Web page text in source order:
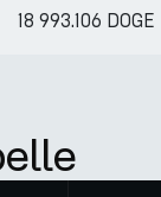
18 993.106 DOGE